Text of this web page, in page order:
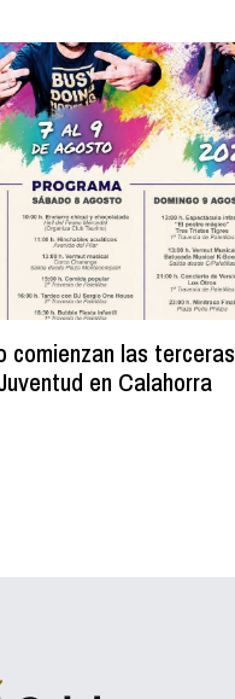
comienzan las terceras
en Calahorra